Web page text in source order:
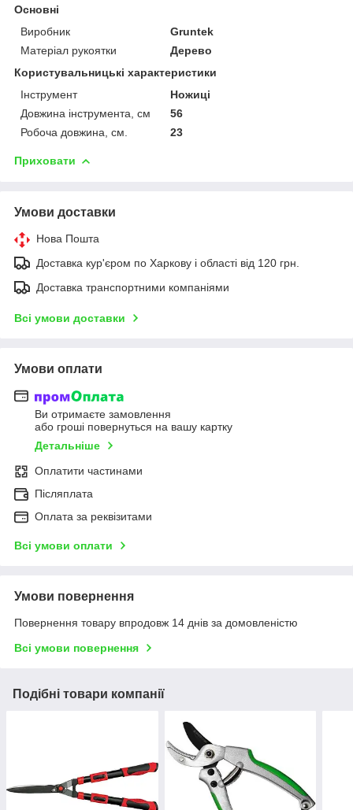
Основні
Виробник
Gruntek
Матеріал рукоятки
Дерево
Користувальницькі характеристики
Інструмент
Ножиці
Довжина інструмента, см
56
Робоча довжина, см.
23
Приховати
Умови доставки
Нова Пошта
Доставка кур'єром по Харкову і області від 120 грн.
Доставка транспортними компаніями
Всі умови доставки
Умови оплати
Ви отримаєте замовлення
або гроші повернуться на вашу картку
Детальніше
Оплатити частинами
Післяплата
Оплата за реквізитами
Всі умови оплати
Умови повернення
Повернення товару впродовж 14 днів за домовленістю
Всі умови повернення
Подібні товари компанії